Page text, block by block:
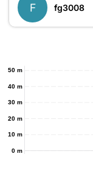
F fg3008
0 m
10 m
20 m
30 m
40 m
50 m